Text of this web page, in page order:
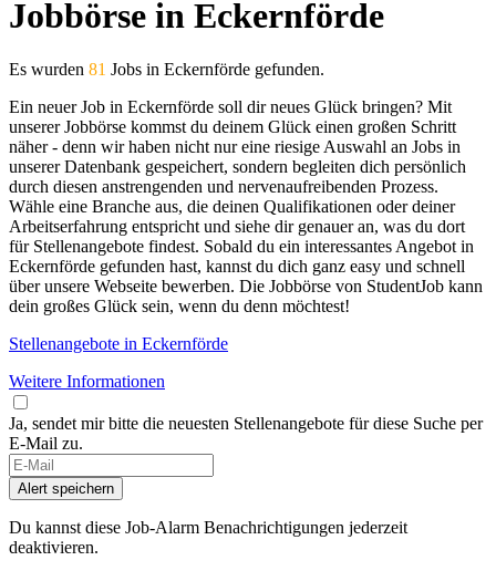
Jobbörse in Eckernförde
Es wurden 81 Jobs in Eckernförde gefunden.
Ein neuer Job in Eckernförde soll dir neues Glück bringen? Mit
unserer Jobbörse kommst du deinem Glück einen großen Schritt
näher - denn wir haben nicht nur eine riesige Auswahl an Jobs in
unserer Datenbank gespeichert, sondern begleiten dich persönlich
durch diesen anstrengenden und nervenaufreibenden Prozess.
Wähle eine Branche aus, die deinen Qualifikationen oder deiner
Arbeitserfahrung entspricht und siehe dir genauer an, was du dort
für Stellenangebote findest. Sobald du ein interessantes Angebot in
Eckernförde gefunden hast, kannst du dich ganz easy und schnell
über unsere Webseite bewerben. Die Jobbörse von StudentJob kann
dein großes Glück sein, wenn du denn möchtest!
Stellenangebote in Eckernförde
Weitere Informationen
Ja, sendet mir bitte die neuesten Stellenangebote für diese Suche per
E-Mail zu.
Alert speichern
Du kannst diese Job-Alarm Benachrichtigungen jederzeit
deaktivieren.